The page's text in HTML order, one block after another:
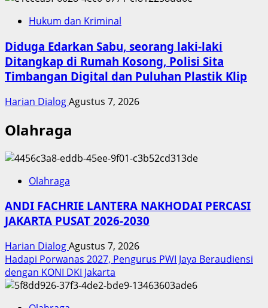
Hukum dan Kriminal
Diduga Edarkan Sabu, seorang laki-laki
Ditangkap di Rumah Kosong, Polisi Sita
Timbangan Digital dan Puluhan Plastik Klip
Harian DialogAgustus 7, 2026
Olahraga
Olahraga
ANDI FACHRIE LANTERA NAKHODAI PERCASI
JAKARTA PUSAT 2026-2030
Harian DialogAgustus 7, 2026
Hadapi Porwanas 2027, Pengurus PWI Jaya Beraudiensi
dengan KONI DKI Jakarta